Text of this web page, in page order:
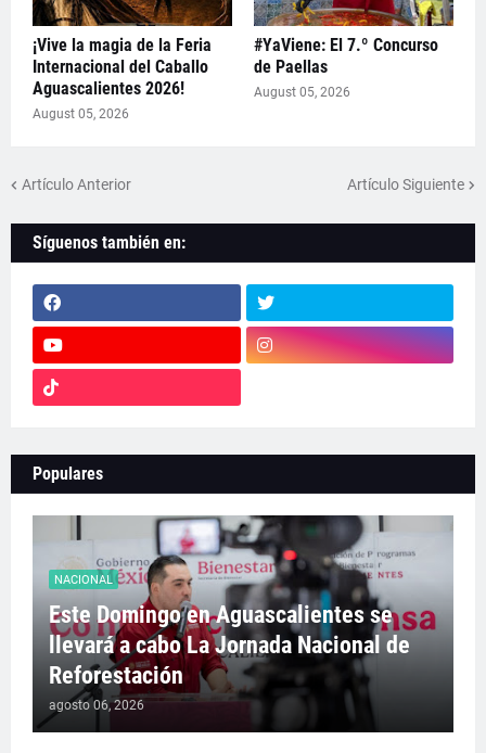
¡Vive la magia de la Feria
Internacional del Caballo
Aguascalientes 2026!
August 05, 2026
#YaViene: El 7.º Concurso
de Paellas
August 05, 2026
Artículo Anterior Artículo Siguiente
Síguenos también en:
Populares
NACIONAL
Este Domingo en Aguascalientes se
llevará a cabo La Jornada Nacional de
Reforestación
agosto 06, 2026